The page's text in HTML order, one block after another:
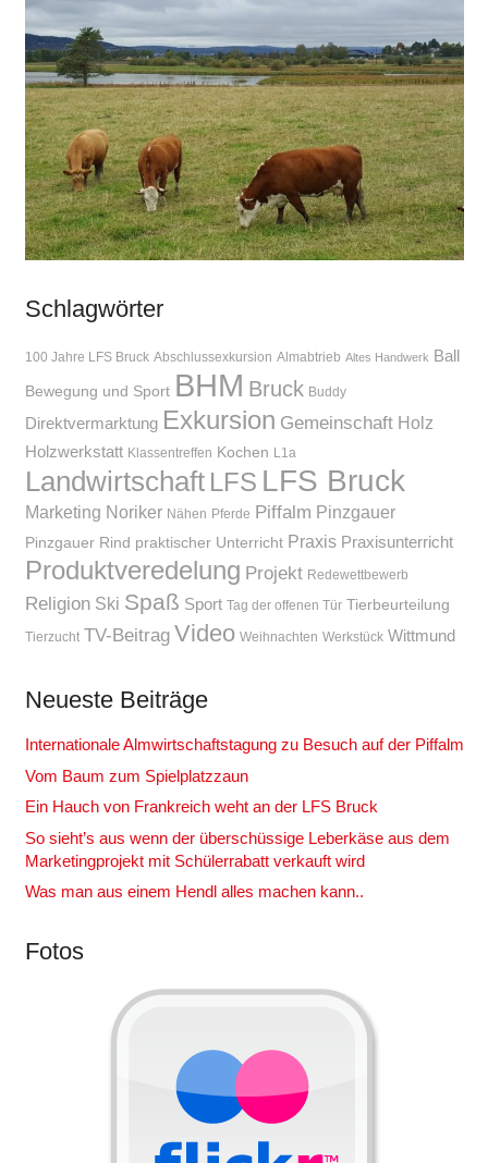
Schlagwörter
100 Jahre LFS Bruck Abschlussexkursion Almabtrieb Altes Handwerk Ball
Bewegung und Sport BHM Bruck Buddy
Direktvermarktung Exkursion Gemeinschaft Holz
Holzwerkstatt Klassentreffen Kochen L1a
Landwirtschaft LFS LFS Bruck
Marketing Noriker Nähen Pferde Piffalm Pinzgauer
Pinzgauer Rind praktischer Unterricht Praxis Praxisunterricht
Produktveredelung Projekt Redewettbewerb
Religion Ski Spaß Sport Tag der offenen Tür Tierbeurteilung
Tierzucht TV-Beitrag Video Weihnachten Werkstück Wittmund
Neueste Beiträge
Internationale Almwirtschaftstagung zu Besuch auf der Piffalm
Vom Baum zum Spielplatzzaun
Ein Hauch von Frankreich weht an der LFS Bruck
So sieht’s aus wenn der überschüssige Leberkäse aus dem
Marketingprojekt mit Schülerrabatt verkauft wird
Was man aus einem Hendl alles machen kann..
Fotos